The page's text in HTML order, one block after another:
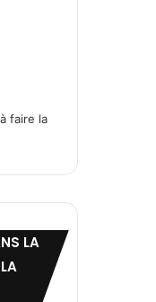
faire la
LA